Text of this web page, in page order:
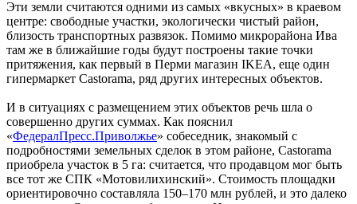
Эти земли считаются одними из самых «вкусных» в краевом
центре: свободные участки, экологически чистый район,
близость транспортных развязок. Помимо микрорайона Ива
там же в ближайшие годы будут построены такие точки
притяжения, как первый в Перми магазин IKEA, еще один
гипермаркет Castorama, ряд других интересных объектов.
И в ситуациях с размещением этих объектов речь шла о
совершенно других суммах. Как пояснил
«ФедералПресс.Приволжье» собеседник, знакомый с
подробностями земельных сделок в этом районе, Castorama
приобрела участок в 5 га: считается, что продавцом мог быть
все тот же СПК «Мотовилихинский». Стоимость площадки
ориентировочно составляла 150–170 млн рублей, и это далеко